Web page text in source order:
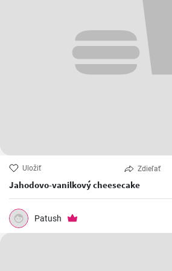
Uložiť Zdieľať
Jahodovo-vanilkový cheesecake
Patush